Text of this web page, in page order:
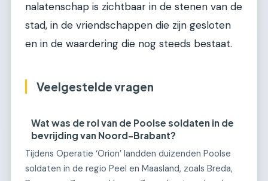
nalatenschap is zichtbaar in de stenen van de
stad, in de vriendschappen die zijn gesloten
en in de waardering die nog steeds bestaat.
Veelgestelde vragen
Wat was de rol van de Poolse soldaten in de
bevrijding van Noord-Brabant?
Tijdens Operatie ‘Orion’ landden duizenden Poolse
soldaten in de regio Peel en Maasland, zoals Breda,